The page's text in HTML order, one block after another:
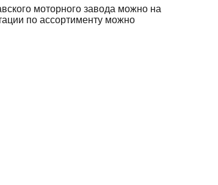
моторного завода можно на
по ассортименту можно